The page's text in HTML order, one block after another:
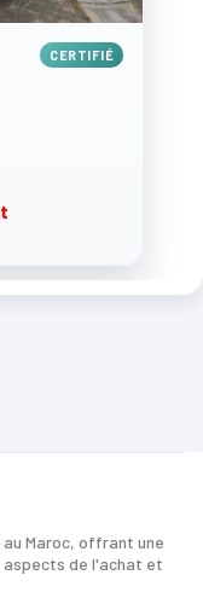
CERTIFIÉ
Maroc, offrant une
aspects de l'achat et